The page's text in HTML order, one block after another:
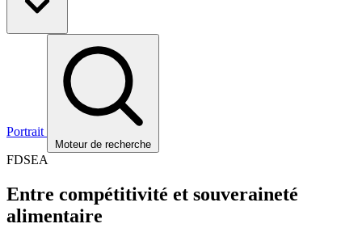
Portrait
Moteur de recherche
FDSEA
Entre compétitivité et souveraineté
alimentaire